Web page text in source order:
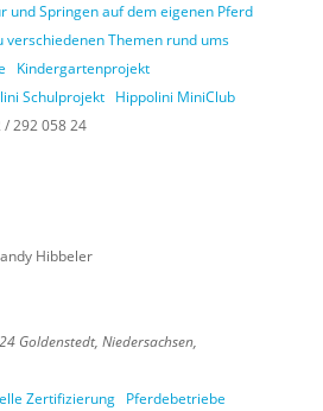
und Springen auf dem eigenen Pferd
verschiedenen Themen rund ums
Kindergartenprojekt
Schulprojekt Hippolini MiniClub
/ 292 058 24
Hibbeler
Goldenstedt, Niedersachsen,
Zertifizierung Pferdebetriebe